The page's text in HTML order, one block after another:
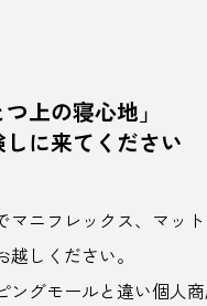
上の寝心地」
に来てください
マニフレックス、マッ
越しください。
ングモールと違い個人